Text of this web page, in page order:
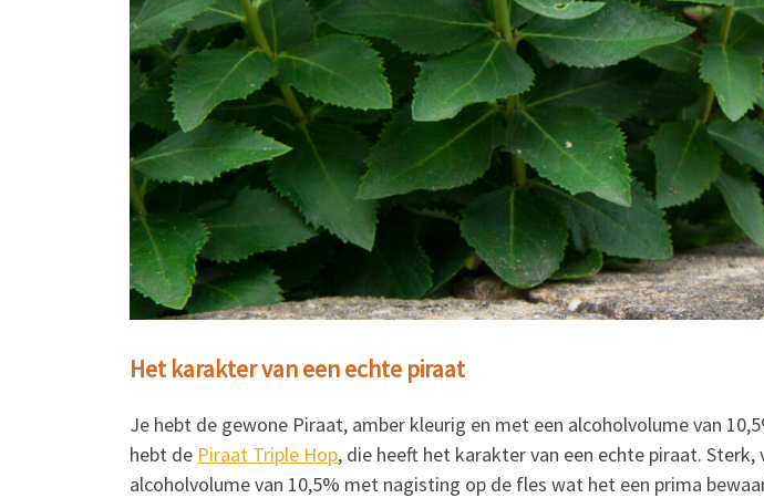
Het karakter van een echte piraat
Je hebt de gewone Piraat, amber kleurig en met een alcoholvolume van
hebt de Piraat Triple Hop, die heeft het karakter van een echte piraat.
alcoholvolume van 10,5% met nagisting op de fles wat het een prima